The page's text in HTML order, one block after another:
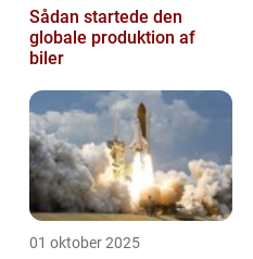
Sådan startede den
globale produktion af
biler
01 oktober 2025